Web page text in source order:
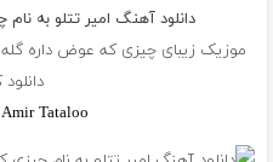
دانلود آهنگ امیر تتلو به
موزیک زیبای چیزى که عوض داره گله
Tataloo